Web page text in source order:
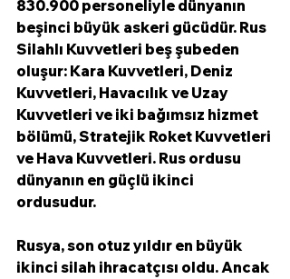
830.900 personeliyle dünyanın
beşinci büyük askeri gücüdür. Rus
Silahlı Kuvvetleri beş şubeden
oluşur: Kara Kuvvetleri, Deniz
Kuvvetleri, Havacılık ve Uzay
Kuvvetleri ve iki bağımsız hizmet
bölümü, Stratejik Roket Kuvvetleri
ve Hava Kuvvetleri. Rus ordusu
dünyanın en güçlü ikinci
ordusudur.
Rusya, son otuz yıldır en büyük
ikinci silah ihracatçısı oldu. Ancak